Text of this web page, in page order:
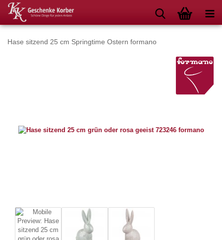
Hase sitzend 25 cm Springtime Ostern formano